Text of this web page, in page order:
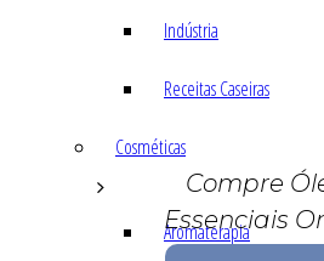
Indústria
Receitas Caseiras
Cosméticas
Aromaterapia
Compre
Essenciais